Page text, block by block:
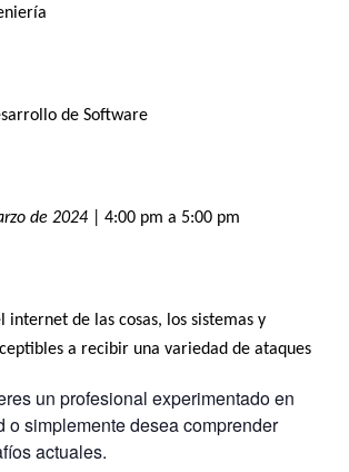
de Software
de 2024 | 4:00 pm a 5:00 pm
internet de las cosas, los sistemas y
a recibir una variedad de ataques
un profesional experimentado en
o simplemente desea comprender
actuales.